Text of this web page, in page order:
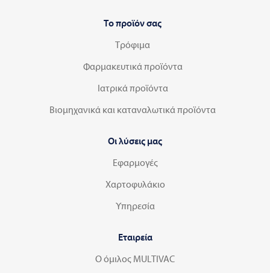
Το προϊόν σας
Τρόφιμα
Φαρμακευτικά προϊόντα
Ιατρικά προϊόντα
Βιομηχανικά και καταναλωτικά προϊόντα
Οι λύσεις μας
Εφαρμογές
Χαρτοφυλάκιο
Υπηρεσία
Εταιρεία
Ο όμιλος MULTIVAC